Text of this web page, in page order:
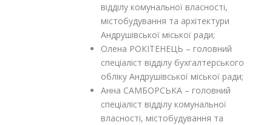
відділу комунальної власності,
містобудування та архітектури
Андрушівської міської ради;
Олена РОКІТЕНЕЦЬ – головний
спеціаліст відділу бухгалтерського
обліку Андрушівської міської ради;
Анна САМБОРСЬКА – головний
спеціаліст відділу комунальної
власності, містобудування та